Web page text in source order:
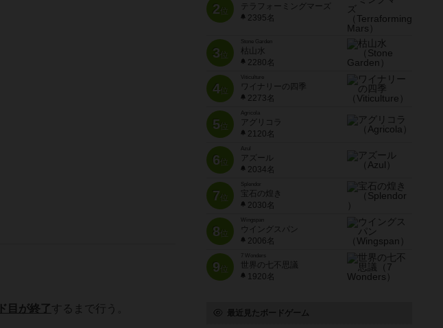
目が終了するまで行う。
2位
テラフォーミングマーズ
2395名
3位
Stone Garden
枯山水
2280名
4位
Viticulture
ワイナリーの四季
2273名
5位
Agricola
アグリコラ
2120名
6位
Azul
アズール
2034名
7位
宝石の煌き
2030名
8位
Wingspan
ウイングスパン
2006名
9位
7 Wonders
世界の七不思議
1920名
最近見たボードゲーム